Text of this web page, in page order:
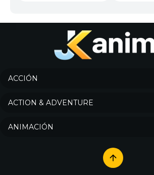
Historico
Josei
Música
Romance
ACCIÓN
ACTION & ADVENTURE
ANIMACIÓN